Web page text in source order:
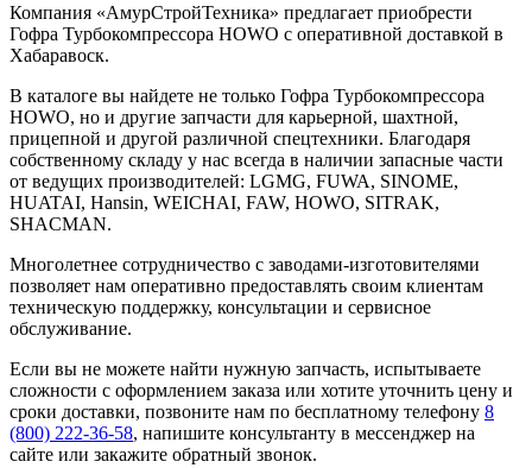
Компания «АмурСтройТехника» предлагает приобрести
Гофра Турбокомпрессора HOWO с оперативной доставкой в
Хабаравоск.
В каталоге вы найдете не только Гофра Турбокомпрессора
HOWO, но и другие запчасти для карьерной, шахтной,
прицепной и другой различной спецтехники. Благодаря
собственному складу у нас всегда в наличии запасные части
от ведущих производителей: LGMG, FUWA, SINOME,
HUATAI, Hansin, WEICHAI, FAW, HOWO, SITRAK,
SHACMAN.
Многолетнее сотрудничество с заводами-изготовителями
позволяет нам оперативно предоставлять своим клиентам
техническую поддержку, консультации и сервисное
обслуживание.
Если вы не можете найти нужную запчасть, испытываете
сложности с оформлением заказа или хотите уточнить цену и
сроки доставки, позвоните нам по бесплатному телефону 8
(800) 222-36-58, напишите консультанту в мессенджер на
сайте или закажите обратный звонок.